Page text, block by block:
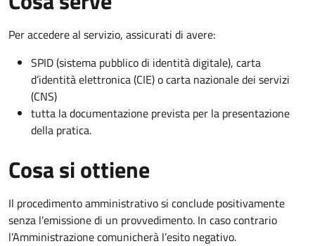
Per accedere al servizio, assicurati di avere:
SPID (sistema pubblico di identità digitale), carta
d’identità elettronica (CIE) o carta nazionale dei servizi
(CNS)
tutta la documentazione prevista per la presentazione
della pratica.
Cosa si ottiene
Il procedimento amministrativo si conclude positivamente
senza l’emissione di un provvedimento. In caso contrario
l’Amministrazione comunicherà l’esito negativo.